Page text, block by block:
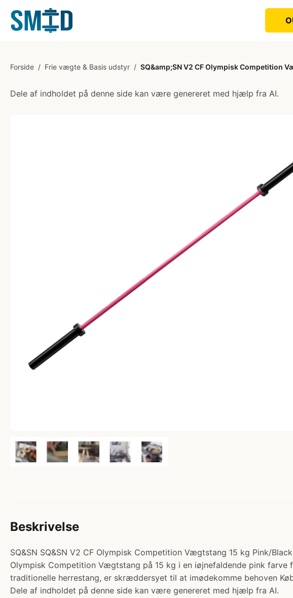
Forside / Frie vægte & Basis udstyr / SQ&amp;SN V2 CF Olympisk Competition
Dele af indholdet på denne side kan være genereret med hjælp fra AI.
Beskrivelse
SQ&SN SQ&SN V2 CF Olympisk Competition Vægtstang 15 kg Pink/
Olympisk Competition Vægtstang på 15 kg i en iøjnefaldende pink
traditionelle herrestang, er skræddersyet til at imødekomme behoven
Dele af indholdet på denne side kan være genereret med hjælp fra AI.